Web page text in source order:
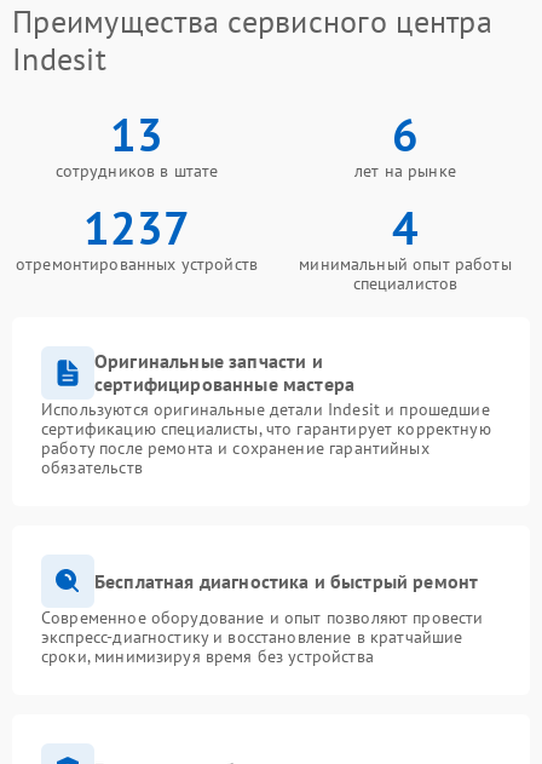
Преимущества сервисного центра
Indesit
13
сотрудников в штате
6
лет на рынке
1237
отремонтированных устройств
4
минимальный опыт работы
специалистов
Оригинальные запчасти и
сертифицированные мастера
Используются оригинальные детали Indesit и прошедшие
сертификацию специалисты, что гарантирует корректную
работу после ремонта и сохранение гарантийных
обязательств
Бесплатная диагностика и быстрый ремонт
Современное оборудование и опыт позволяют провести
экспресс-диагностику и восстановление в кратчайшие
сроки, минимизируя время без устройства